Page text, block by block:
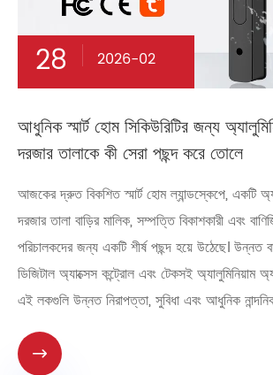
28 2026-02
আধুনিক স্মার্ট হোম সিকিউরিটির জন্য
দরজার তালাকে কী সেরা পছন্দ করে তোলে
আজকের দ্রুত বিকশিত স্মার্ট হোম ল্যান্ডস্কেপে, একটি
দরজার তালা বাড়ির মালিক, সম্পত্তি বিকাশকারী এবং
পরিচালকদের জন্য একটি শীর্ষ পছন্দ হয়ে উঠেছে। উন্নত
ডিজিটাল অ্যাক্সেস কন্ট্রোল এবং টেকসই অ্যালুমিনিয়াম
এই লকগুলি উন্নত নিরাপত্তা, সুবিধা এবং আধুনিক
